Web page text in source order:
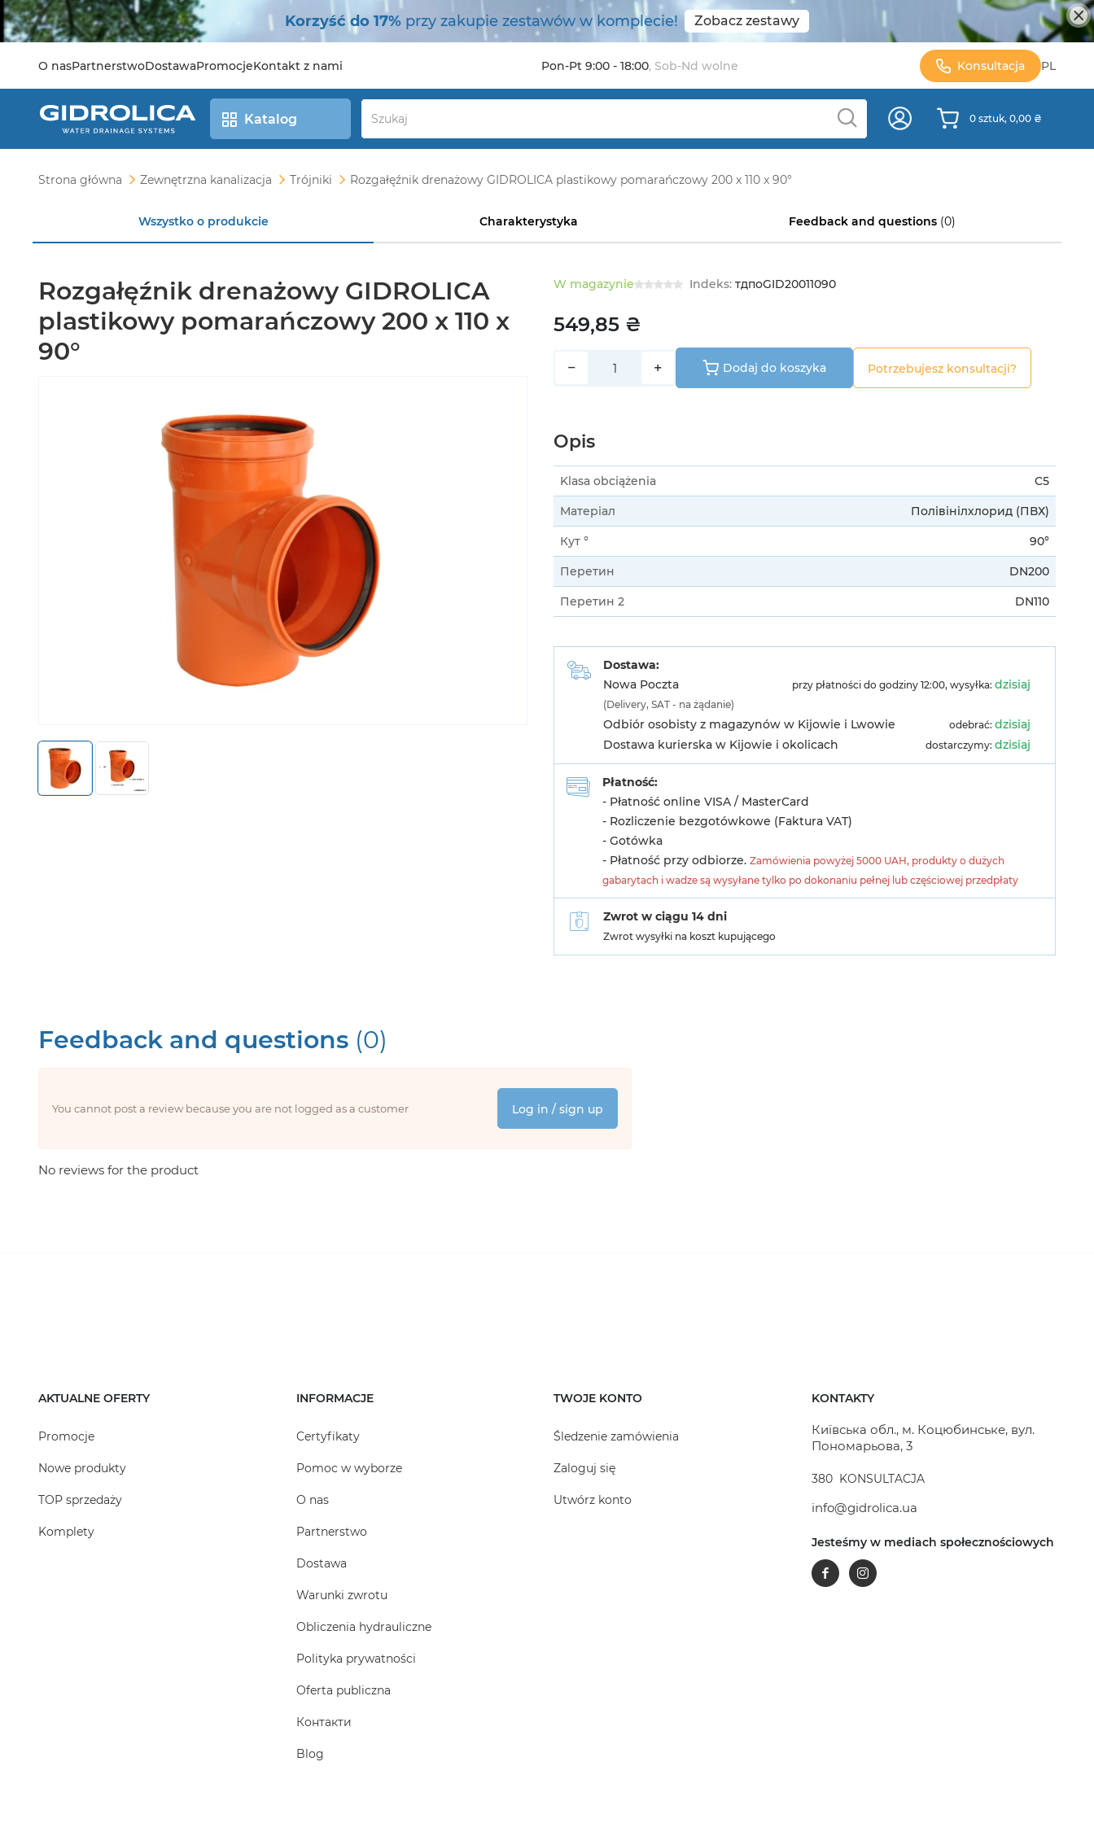
Korzyść do 17% przy zakupie zestawów w komplecie! Zobacz zestawy
O nasPartnerstwoDostawaPromocjeKontakt z nami Pon-Pt 9:00 - 18:00, Sob-Nd wolne Konsultacja PL
Katalog 0 sztuk, 0,00 ₴
Strona główna Zewnętrzna kanalizacja Trójniki Rozgałęźnik drenażowy GIDROLICA plastikowy pomarańczowy 200 x 110 x 90°
Wszystko o produkcie Charakterystyka Feedback and questions (0)
Rozgałęźnik drenażowy GIDROLICA
plastikowy pomarańczowy 200 x 110 x
90°
W magazynie Indeks: тдпоGID20011090
549,85 ₴
− + Dodaj do koszyka Potrzebujesz konsultacji?
Opis
Klasa obciążenia C5
Матеріал Полівінілхлорид (ПВХ)
Кут ° 90°
Перетин DN200
Перетин 2 DN110
Dostawa:
Nowa Poczta
(Delivery, SAT - na żądanie)
przy płatności do godziny 12:00, wysyłka: dzisiaj
Odbiór osobisty z magazynów w Kijowie i Lwowie odebrać: dzisiaj
Dostawa kurierska w Kijowie i okolicach
dostarczymy: dzisiaj
Płatność:
- Płatność online VISA / MasterCard
- Rozliczenie bezgotówkowe (Faktura VAT)
- Gotówka
- Płatność przy odbiorze. Zamówienia powyżej 5000 UAH, produkty o dużych
gabarytach i wadze są wysyłane tylko po dokonaniu pełnej lub częściowej przedpłaty
Zwrot w ciągu 14 dni
Zwrot wysyłki na koszt kupującego
Feedback and questions (0)
You cannot post a review because you are not logged as a customer Log in / sign up
No reviews for the product
AKTUALNE OFERTY
Promocje
Nowe produkty
TOP sprzedaży
Komplety
INFORMACJE
Certyfikaty
Pomoc w wyborze
O nas
Partnerstwo
Dostawa
Warunki zwrotu
Obliczenia hydrauliczne
Polityka prywatności
Oferta publiczna
Контакти
Blog
TWOJE KONTO
Śledzenie zamówienia
Zaloguj się
Utwórz konto
KONTAKTY
Київська обл., м. Коцюбинське, вул.
Пономарьова, 3
380 KONSULTACJA
info@gidrolica.ua
Jesteśmy w mediach społecznościowych
FacebookInstagram